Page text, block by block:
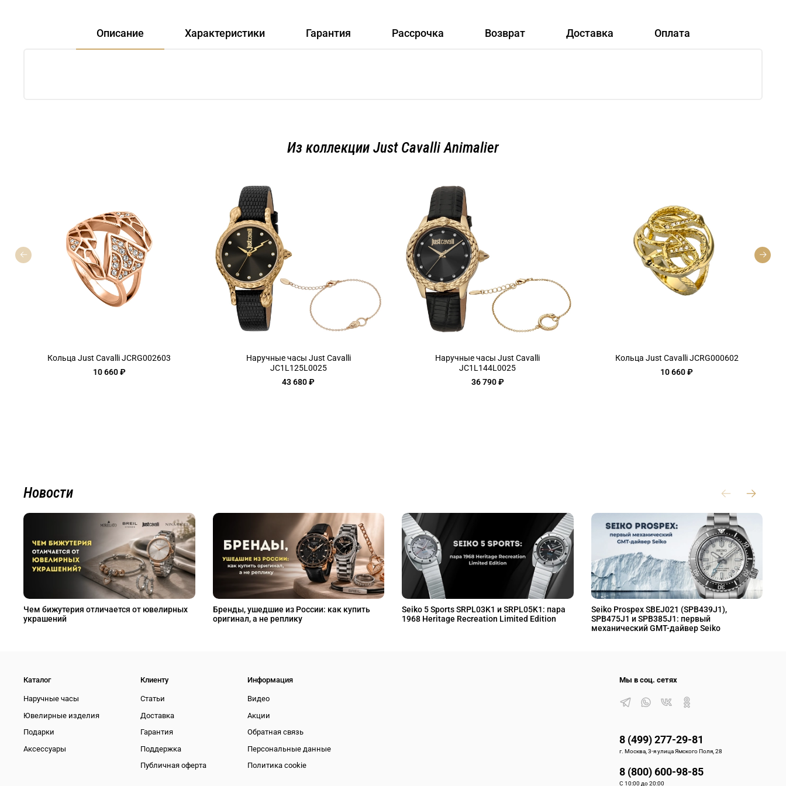
Описание Характеристики Гарантия Рассрочка Возврат Доставка Оплата
Из коллекции Just Cavalli Animalier
Кольца Just Cavalli JCRG002603
10 660 ₽
Наручные часы Just Cavalli
JC1L125L0025
43 680 ₽
Наручные часы Just Cavalli
JC1L144L0025
36 790 ₽
Кольца Just Cavalli JCRG000602
10 660 ₽
Новости
Чем бижутерия отличается от ювелирных
украшений
Бренды, ушедшие из России: как купить
оригинал, а не реплику
Seiko 5 Sports SRPL03K1 и SRPL05K1: пара
1968 Heritage Recreation Limited Edition
Seiko Prospex SBEJ021 (SPB439J1),
SPB475J1 и SPB385J1: первый
механический GMT-дайвер Seiko
Каталог
Наручные часы
Ювелирные изделия
Подарки
Аксессуары
Клиенту
Статьи
Доставка
Гарантия
Поддержка
Публичная оферта
Информация
Видео
Акции
Обратная связь
Персональные данные
Политика cookie
Мы в соц. сетях
8 (499) 277-29-81
г. Москва, 3-я улица Ямского Поля, 28
8 (800) 600-98-85
С 10:00 до 20:00